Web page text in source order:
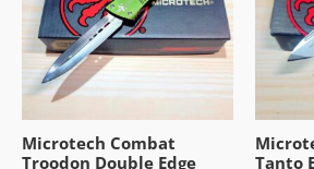
Microtech Combat
Troodon Double Edge
Tanto